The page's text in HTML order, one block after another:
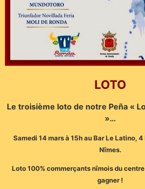
LOTO
Le troisième loto de notre Peña «
»…
Samedi 14 mars à 15h au Bar Le Latino,
Nîmes.
Loto 100% commerçants nîmois du
gagner !